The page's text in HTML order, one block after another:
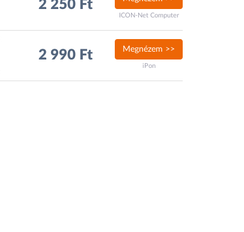
2 250 Ft
ICON-Net Computer
2 990 Ft Megnézem >>
iPon